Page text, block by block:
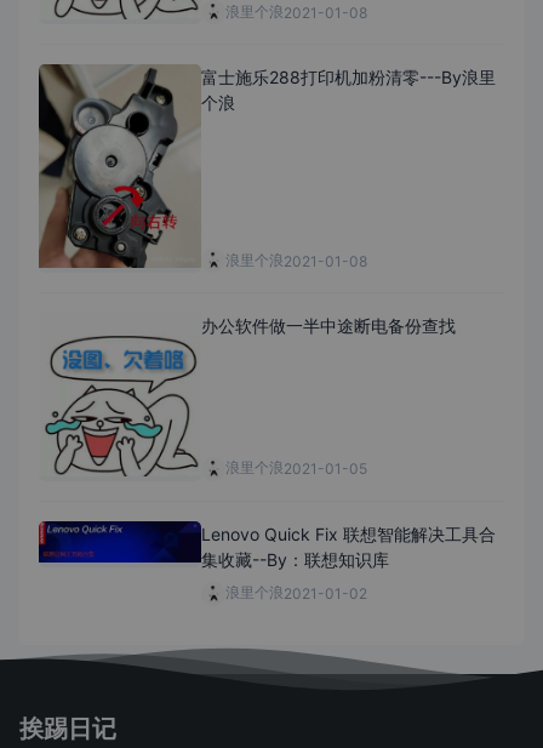
浪里个浪2021-01-08
富士施乐288打印机加粉清零---By浪里
个浪
浪里个浪2021-01-08
办公软件做一半中途断电备份查找
浪里个浪2021-01-05
Lenovo Quick Fix 联想智能解决工具合
集收藏--By：联想知识库
浪里个浪2021-01-02
挨踢日记